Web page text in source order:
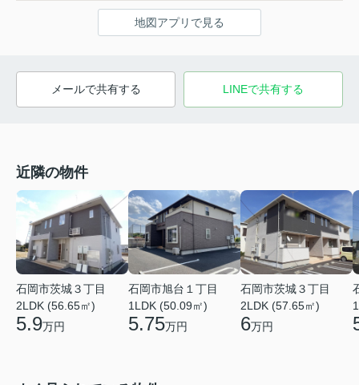
地図アプリで見る
メールで共有する LINEで共有する
近隣の物件
石岡市茨城３丁目
2LDK (56.65㎡)
5.9万円
石岡市旭台１丁目
1LDK (50.09㎡)
5.75万円
石岡市茨城３丁目
2LDK (57.65㎡)
6万円